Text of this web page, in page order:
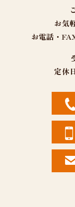
お気
お電話・
定休